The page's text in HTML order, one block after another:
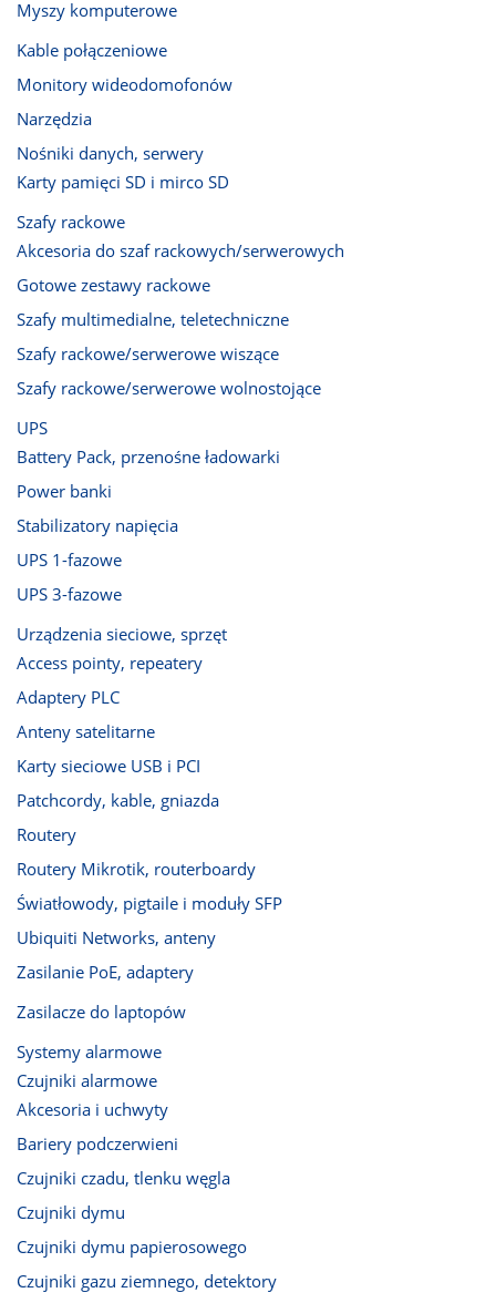
Myszy komputerowe
Kable połączeniowe
Monitory wideodomofonów
Narzędzia
Nośniki danych, serwery
Karty pamięci SD i mirco SD
Szafy rackowe
Akcesoria do szaf rackowych/serwerowych
Gotowe zestawy rackowe
Szafy multimedialne, teletechniczne
Szafy rackowe/serwerowe wiszące
Szafy rackowe/serwerowe wolnostojące
UPS
Battery Pack, przenośne ładowarki
Power banki
Stabilizatory napięcia
UPS 1-fazowe
UPS 3-fazowe
Urządzenia sieciowe, sprzęt
Access pointy, repeatery
Adaptery PLC
Anteny satelitarne
Karty sieciowe USB i PCI
Patchcordy, kable, gniazda
Routery
Routery Mikrotik, routerboardy
Światłowody, pigtaile i moduły SFP
Ubiquiti Networks, anteny
Zasilanie PoE, adaptery
Zasilacze do laptopów
Systemy alarmowe
Czujniki alarmowe
Akcesoria i uchwyty
Bariery podczerwieni
Czujniki czadu, tlenku węgla
Czujniki dymu
Czujniki dymu papierosowego
Czujniki gazu ziemnego, detektory